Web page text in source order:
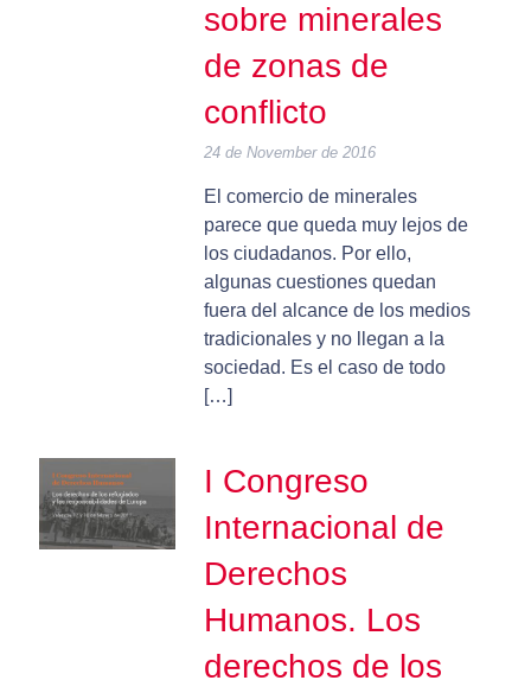
sobre minerales
de zonas de
conflicto
24 de November de 2016
El comercio de minerales
parece que queda muy lejos de
los ciudadanos. Por ello,
algunas cuestiones quedan
fuera del alcance de los medios
tradicionales y no llegan a la
sociedad. Es el caso de todo
[…]
I Congreso
Internacional de
Derechos
Humanos. Los
derechos de los